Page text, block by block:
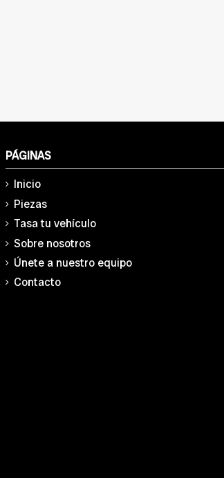
PÁGINAS
Inicio
Piezas
Tasa tu vehículo
Sobre nosotros
Únete a nuestro equipo
Contacto